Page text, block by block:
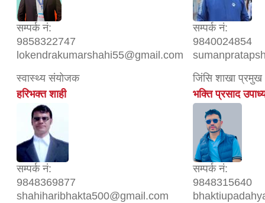
सम्पर्क नं:
9858322747
lokendrakumarshahi55@gmail.com
सम्पर्क नं:
9840024854
स्वास्थ्य संयोजक
हरिभक्त शाही
सम्पर्क नं:
9848369877
shahiharibhakta500@gmail.com
जिंसि शाखा प्रमुख
भक्ति प्रसाद
सम्पर्क नं:
9848315640